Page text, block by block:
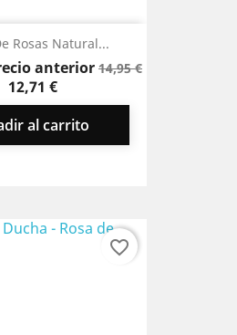
Rosas Natural...
anteriorPrecio
14,95 €Precio
12,71 €
al carrito
favorite_border